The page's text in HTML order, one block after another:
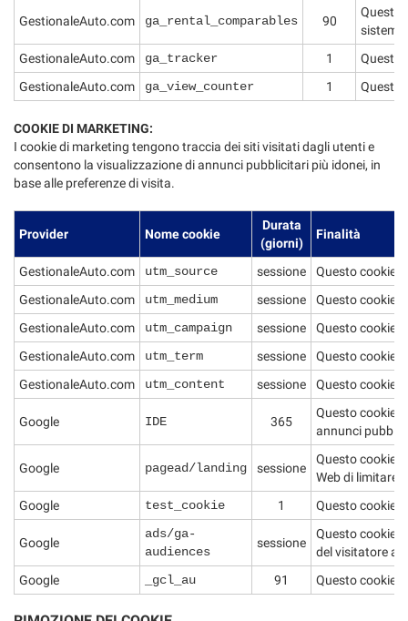
GestionaleAuto.com ga_rental_comparables 90
Questo
sistema
GestionaleAuto.com
ga_tracker 1
Questo
GestionaleAuto.com
ga_view_counter 1 Questo
COOKIE DI MARKETING:
I cookie di marketing tengono traccia dei siti visitati dagli utenti e
consentono la visualizzazione di annunci pubblicitari più idonei, in
base alle preferenze di visita.
Provider Nome cookie
Durata
(giorni)
Finalità
GestionaleAuto.com utm_source sessione
Questo cookie
GestionaleAuto.com
utm_medium sessione
Questo cookie
GestionaleAuto.com
utm_campaign sessione
Questo cookie
GestionaleAuto.com
utm_term sessione
Questo cookie
GestionaleAuto.com
utm_content sessione Questo cookie
Google IDE 365
Questo cookie
annunci
Google pagead/landing sessione
Questo cookie
Web di limitare
Google
test_cookie 1 Questo cookie
Google
ads/ga-
audiences
sessione
Questo cookie
del visitatore
Google
_gcl_au 91 Questo cookie